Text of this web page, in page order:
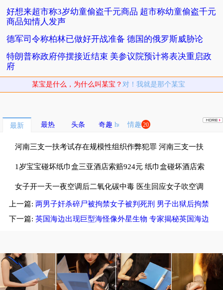
好想来超市称3岁幼童偷盗千元商品 超市称幼童偷盗千元
商品知情人发声
德军司令称柏林已做好开战准备 德国的俄罗斯威胁论
特朗普称政府停摆接近结束 美参议院预计将表决重启政
府
某宝是什么，为什么叫某宝？ 对！我就是那个某宝
最新 最热 头条 奇趣 情趣 20
河南三支一扶考试存在规模性组织作弊犯罪 河南三支一扶
考试按人头给分数
1岁宝宝碰坏纸巾盒三亚酒店索赔924元 纸巾盒碰坏酒店索
赔924
女子开一天一夜空调后二氧化碳中毒 医生回应女子吹空调
中毒
上一篇: 两男子奸杀碎尸被拘禁女子被判死刑 男子出狱后拘禁
强奸多名女子
下一篇: 英国海边出现巨型海怪像外星生物 专家揭秘英国海边